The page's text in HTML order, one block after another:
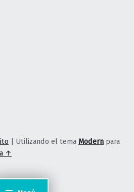
| Utilizando el tema Modern para
↑